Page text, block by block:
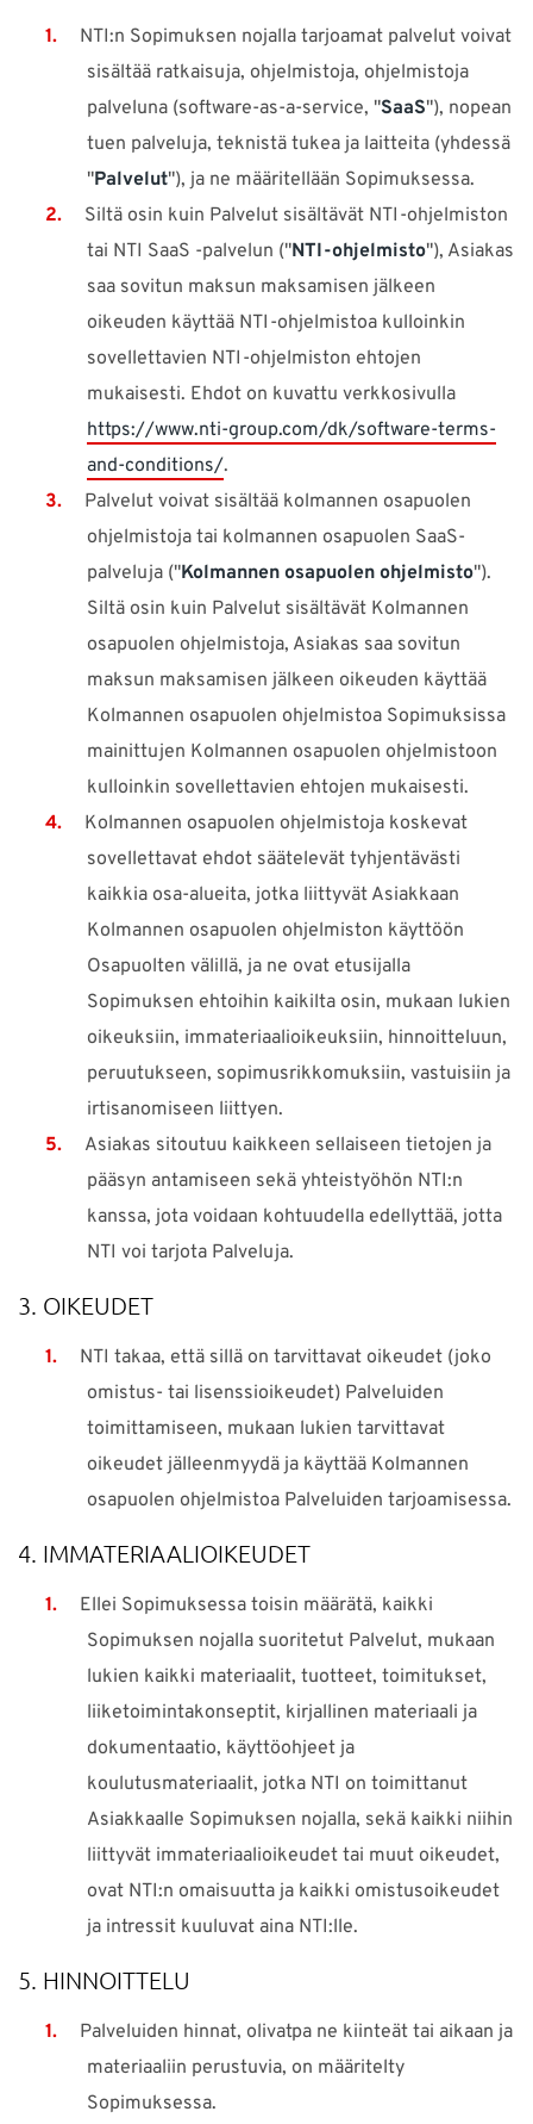
NTI:n Sopimuksen nojalla tarjoamat palvelut voivat
sisältää ratkaisuja, ohjelmistoja, ohjelmistoja
palveluna (software-as-a-service, "SaaS"), nopean
tuen palveluja, teknistä tukea ja laitteita (yhdessä
"Palvelut"), ja ne määritellään Sopimuksessa.
Siltä osin kuin Palvelut sisältävät NTI-ohjelmiston
tai NTI SaaS -palvelun ("NTI-ohjelmisto"), Asiakas
saa sovitun maksun maksamisen jälkeen
oikeuden käyttää NTI-ohjelmistoa kulloinkin
sovellettavien NTI-ohjelmiston ehtojen
mukaisesti. Ehdot on kuvattu verkkosivulla
https://www.nti-group.com/dk/software-terms-
and-conditions/.
Palvelut voivat sisältää kolmannen osapuolen
ohjelmistoja tai kolmannen osapuolen SaaS-
palveluja ("Kolmannen osapuolen ohjelmisto").
Siltä osin kuin Palvelut sisältävät Kolmannen
osapuolen ohjelmistoja, Asiakas saa sovitun
maksun maksamisen jälkeen oikeuden käyttää
Kolmannen osapuolen ohjelmistoa Sopimuksissa
mainittujen Kolmannen osapuolen ohjelmistoon
kulloinkin sovellettavien ehtojen mukaisesti.
Kolmannen osapuolen ohjelmistoja koskevat
sovellettavat ehdot säätelevät tyhjentävästi
kaikkia osa-alueita, jotka liittyvät Asiakkaan
Kolmannen osapuolen ohjelmiston käyttöön
Osapuolten välillä, ja ne ovat etusijalla
Sopimuksen ehtoihin kaikilta osin, mukaan lukien
oikeuksiin, immateriaalioikeuksiin, hinnoitteluun,
peruutukseen, sopimusrikkomuksiin, vastuisiin ja
irtisanomiseen liittyen.
Asiakas sitoutuu kaikkeen sellaiseen tietojen ja
pääsyn antamiseen sekä yhteistyöhön NTI:n
kanssa, jota voidaan kohtuudella edellyttää, jotta
NTI voi tarjota Palveluja.
3. OIKEUDET
NTI takaa, että sillä on tarvittavat oikeudet (joko
omistus- tai lisenssioikeudet) Palveluiden
toimittamiseen, mukaan lukien tarvittavat
oikeudet jälleenmyydä ja käyttää Kolmannen
osapuolen ohjelmistoa Palveluiden tarjoamisessa.
4. IMMATERIAALIOIKEUDET
Ellei Sopimuksessa toisin määrätä, kaikki
Sopimuksen nojalla suoritetut Palvelut, mukaan
lukien kaikki materiaalit, tuotteet, toimitukset,
liiketoimintakonseptit, kirjallinen materiaali ja
dokumentaatio, käyttöohjeet ja
koulutusmateriaalit, jotka NTI on toimittanut
Asiakkaalle Sopimuksen nojalla, sekä kaikki niihin
liittyvät immateriaalioikeudet tai muut oikeudet,
ovat NTI:n omaisuutta ja kaikki omistusoikeudet
ja intressit kuuluvat aina NTI:lle.
5. HINNOITTELU
Palveluiden hinnat, olivatpa ne kiinteät tai aikaan ja
materiaaliin perustuvia, on määritelty
Sopimuksessa.